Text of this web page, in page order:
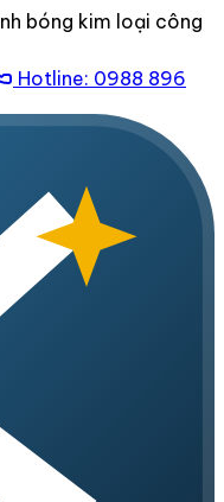
bóng kim loại công
Hotline: 0988 896